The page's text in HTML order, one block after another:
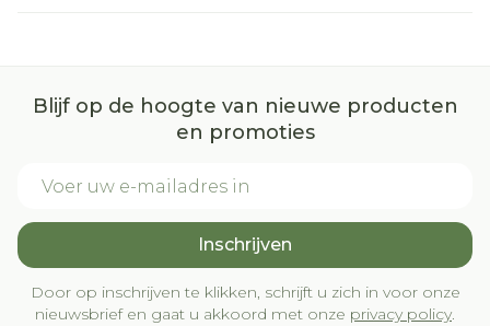
Blijf op de hoogte van nieuwe producten
en promoties
Inschrijven
Door op inschrijven te klikken, schrijft u zich in voor onze
nieuwsbrief en gaat u akkoord met onze privacy policy.